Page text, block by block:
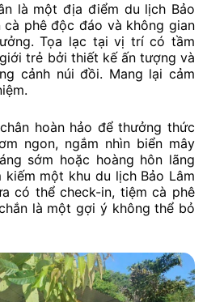
là một địa điểm du lịch Bảo
phê độc đáo và không gian
Tọa lạc tại vị trí có tầm
trẻ bởi thiết kế ấn tượng và
cảnh núi đồi. Mang lại cảm
hoàn hảo để thưởng thức
ngon, ngắm nhìn biển mây
sớm hoặc hoàng hôn lãng
kiếm một khu du lịch Bảo Lâm
có thể check-in, tiệm cà phê
là một gợi ý không thể bỏ